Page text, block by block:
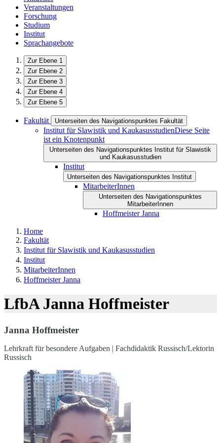
Veranstaltungen
Forschung
Studium
Institut
Sprachangebote
Zur Ebene 1
Zur Ebene 2
Zur Ebene 3
Zur Ebene 4
Zur Ebene 5
Fakultät Unterseiten des Navigationspunktes Fakultät
Institut für Slawistik und KaukasusstudienDiese Seite
ist ein Knotenpunkt
Unterseiten des Navigationspunktes Institut für Slawistik
und Kaukasusstudien
Institut
Unterseiten des Navigationspunktes Institut
MitarbeiterInnen
Unterseiten des Navigationspunktes
MitarbeiterInnen
Hoffmeister Janna
Home
Fakultät
Institut für Slawistik und Kaukasusstudien
Institut
MitarbeiterInnen
Hoffmeister Janna
LfbA Janna Hoffmeister
Janna Hoffmeister
Lehrkraft für besondere Aufgaben | Fachdidaktik Russisch/Lektorin
Russisch